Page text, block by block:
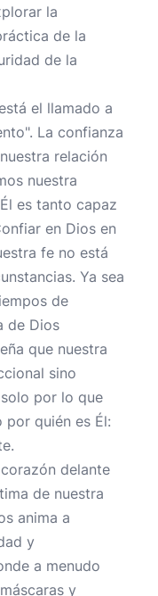
la
de la
de la
está el llamado a
La confianza
relación
nuestra
es tanto capaz
en Dios en
fe no está
Ya sea
de
de Dios
que nuestra
sino
por lo que
por quién es Él:
delante
de nuestra
anima a
y
a menudo
y